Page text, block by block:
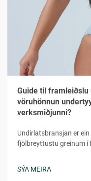
Guide til
vöruhönnun
verksmiðjunni?
Undirlatsbransjan er
fjölbreyttustu greinum í
mikilvægt að skilja
SÝA MEIRA